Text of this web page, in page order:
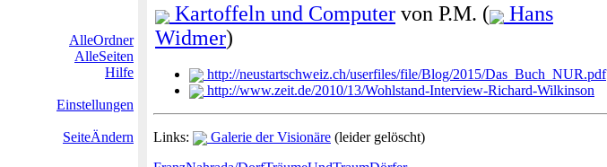
AlleOrdner
AlleSeiten
Hilfe
Einstellungen
SeiteÄndern
Kartoffeln und Computer von P.M. (
Hans
Widmer)
http://neustartschweiz.ch/userfiles/file/Blog/2015/Das_Buch_NUR.pdf
http://www.zeit.de/2010/13/Wohlstand-Interview-Richard-Wilkinson
Links: Galerie der Visionäre (leider gelöscht)